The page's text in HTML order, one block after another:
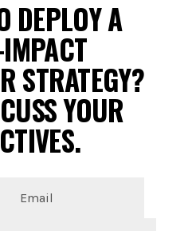
DEPLOY A
STRATEGY?
YOUR